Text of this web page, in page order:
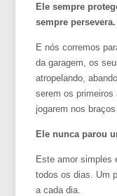
Ele sempre
sempre persevera.
E nós corremos
da garagem, os
atropelando,
serem os primeiros
jogarem nos
Ele nunca parou
Este amor simples
todos os dias. Um
a cada dia.